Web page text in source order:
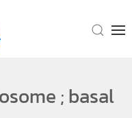
; basal